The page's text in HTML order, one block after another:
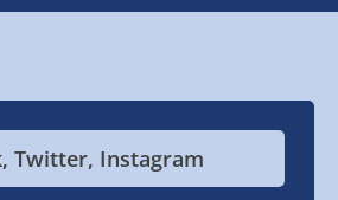
Twitter, Instagram